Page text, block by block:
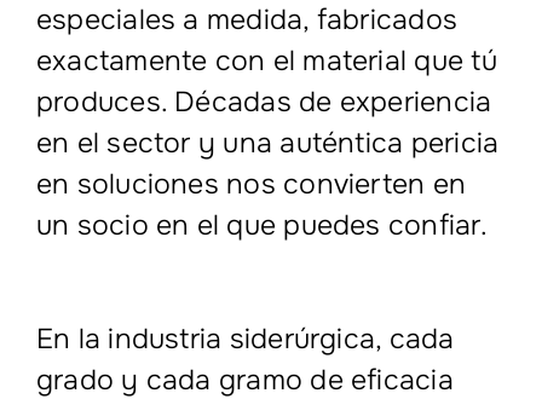
especiales a medida, fabricados
exactamente con el material que tú
produces. Décadas de experiencia
en el sector y una auténtica pericia
en soluciones nos convierten en
un socio en el que puedes confiar.
En la industria siderúrgica, cada
grado y cada gramo de eficacia